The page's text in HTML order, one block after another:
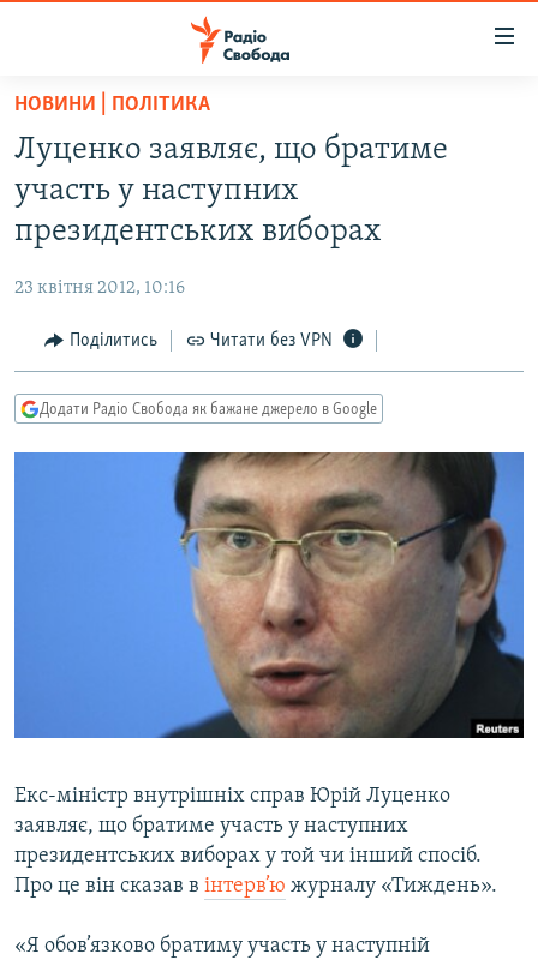
Перейти
основного
матеріалу
Перейти
до
основної
Перейти
до
пошуку
ВСЕ ЗА ДОБУ
СУСПІЛЬСТВО
РОСІЙСЬКА «ФІЛЬТРАЦІЯ»
ДОНБАС.РЕАЛІЇ
ТИ ЯК?
КИТАЙ.ВИКЛИКИ
РУС
УКР
КТАТ
ДОЛУЧАЙСЯ!
НОВИНИ | ПОЛІТИКА
Луценко заявляє, що братиме
участь у наступних
президентських виборах
23 квітня 2012, 10:16
Поділитись Читати без VPN
Додати Радіо Свобода як бажане джерело в Google
Екс-міністр внутрішніх справ Юрій Луценко
заявляє, що братиме участь у наступних
президентських виборах у той чи інший спосіб.
Про це він сказав в інтерв’ю журналу «Тиждень».
«Я обов’язково братиму участь у наступній